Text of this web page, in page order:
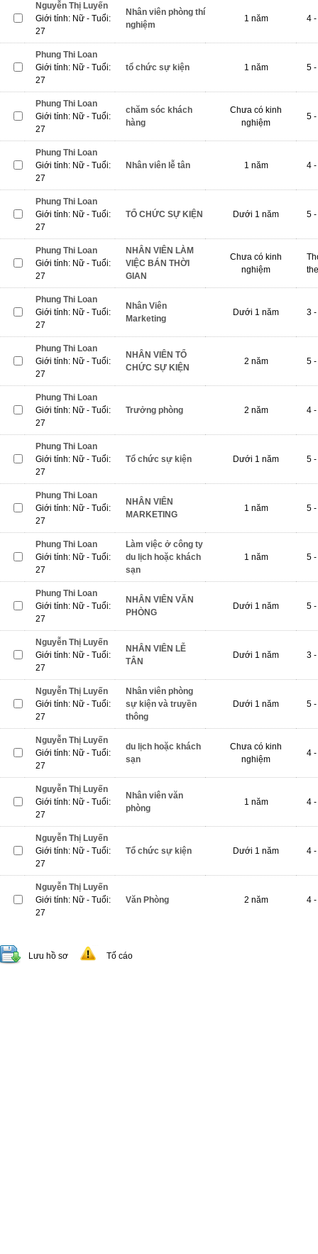
Nguyễn Thị Luyến
Giới tính: Nữ - Tuổi:
27
Nhân viên phòng thí
nghiệm
1 năm 4
Phung Thi Loan
Giới tính: Nữ - Tuổi:
27
tổ chức sự kiện 1 năm 5
Phung Thi Loan
Giới tính: Nữ - Tuổi:
27
chăm sóc khách
hàng
Chưa có kinh
nghiệm
5
Phung Thi Loan
Giới tính: Nữ - Tuổi:
27
Nhân viên lễ tân 1 năm 4
Phung Thi Loan
Giới tính: Nữ - Tuổi:
27
TỔ CHỨC SỰ KIỆN Dưới 1 năm 5
Phung Thi Loan
Giới tính: Nữ - Tuổi:
27
NHÂN VIÊN LÀM
VIỆC BÁN THỜI
GIAN
Chưa có kinh
nghiệm
Phung Thi Loan
Giới tính: Nữ - Tuổi:
27
Nhân Viên
Marketing
Dưới 1 năm 3
Phung Thi Loan
Giới tính: Nữ - Tuổi:
27
NHÂN VIÊN TỔ
CHỨC SỰ KIỆN
2 năm 5
Phung Thi Loan
Giới tính: Nữ - Tuổi:
27
Trưởng phòng 2 năm 4
Phung Thi Loan
Giới tính: Nữ - Tuổi:
27
Tổ chức sự kiện Dưới 1 năm 5
Phung Thi Loan
Giới tính: Nữ - Tuổi:
27
NHÂN VIÊN
MARKETING
1 năm 5
Phung Thi Loan
Giới tính: Nữ - Tuổi:
27
Làm việc ở công ty
du lịch hoặc khách
sạn
1 năm 5
Phung Thi Loan
Giới tính: Nữ - Tuổi:
27
NHÂN VIÊN VĂN
PHÒNG
Dưới 1 năm 5
Nguyễn Thị Luyến
Giới tính: Nữ - Tuổi:
27
NHÂN VIÊN LỄ
TÂN
Dưới 1 năm 3
Nguyễn Thị Luyến
Giới tính: Nữ - Tuổi:
27
Nhân viên phòng
sự kiện và truyền
thông
Dưới 1 năm 5
Nguyễn Thị Luyến
Giới tính: Nữ - Tuổi:
27
du lịch hoặc khách
sạn
Chưa có kinh
nghiệm
4
Nguyễn Thị Luyến
Giới tính: Nữ - Tuổi:
27
Nhân viên văn
phòng
1 năm 4
Nguyễn Thị Luyến
Giới tính: Nữ - Tuổi:
27
Tổ chức sự kiện Dưới 1 năm 4
Nguyễn Thị Luyến
Giới tính: Nữ - Tuổi:
27
Văn Phòng 2 năm 4
Lưu hồ sơ Tố cáo